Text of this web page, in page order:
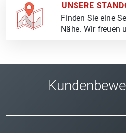
UNSERE
Finden Sie eine
Nähe. Wir freuen